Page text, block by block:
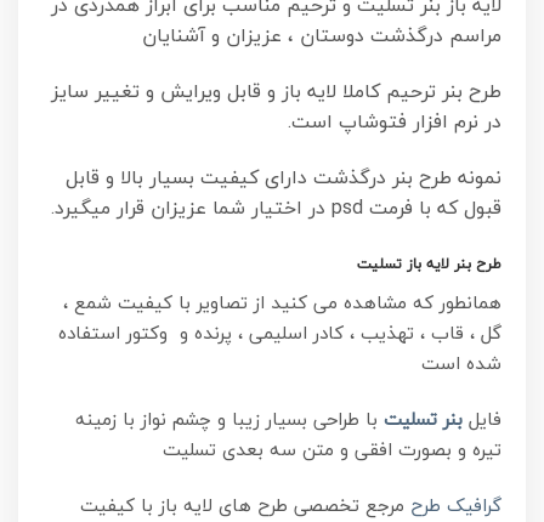
لایه باز بنر تسلیت و ترحیم مناسب برای ابراز همدردی در
مراسم درگذشت دوستان ، عزیزان و آشنایان
طرح بنر ترحیم کاملا لایه باز و قابل ویرایش و تغییر سایز
در نرم افزار فتوشاپ است.
نمونه طرح بنر درگذشت دارای کیفیت بسیار بالا و قابل
قبول که با فرمت psd در اختیار شما عزیزان قرار میگیرد.
طرح بنر لایه باز تسلیت
همانطور که مشاهده می کنید از تصاویر با کیفیت شمع ،
گل ، قاب ، تهذیب ، کادر اسلیمی ، پرنده و وکتور استفاده
شده است
فایل بنر تسلیت با طراحی بسیار زیبا و چشم نواز با زمینه
تیره و بصورت افقی و متن سه بعدی تسلیت
گرافیک طرح مرجع تخصصی طرح های لایه باز با کیفیت